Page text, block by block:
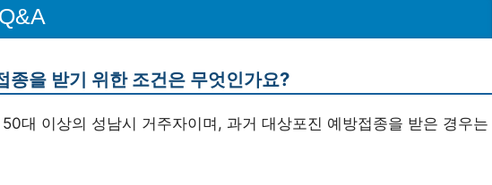
종을 받기 위한 조건은 무엇인가요?
대 이상의 성남시 거주자이며, 과거 대상포진 예방접종을 받은 경우는